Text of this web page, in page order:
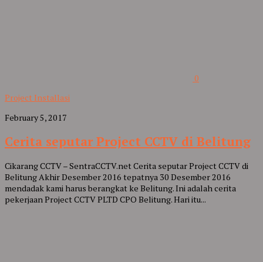
0
Project Installasi
February 5, 2017
Cerita seputar Project CCTV di Belitung
Cikarang CCTV – SentraCCTV.net Cerita seputar Project CCTV di
Belitung Akhir Desember 2016 tepatnya 30 Desember 2016
mendadak kami harus berangkat ke Belitung. Ini adalah cerita
pekerjaan Project CCTV PLTD CPO Belitung. Hari itu...